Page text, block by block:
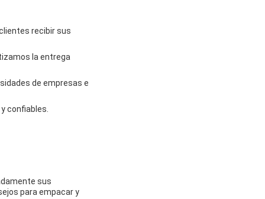
recibir sus
la entrega
de empresas e
confiables.
sus
para empacar y